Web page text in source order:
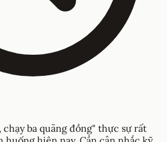
chạy ba quãng đồng" thực sự rất